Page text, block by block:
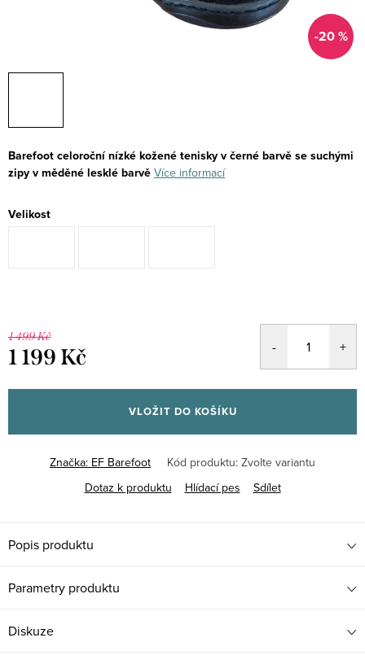
-20 %
Barefoot celoroční nízké kožené tenisky v černé barvě se suchými
zipy v měděné lesklé barvě Více informací
Velikost
1 499 Kč
1 199 Kč
cena:
VLOŽIT DO KOŠÍKU
Značka: EF Barefoot Kód produktu: Zvolte variantu
Dotaz k produktu
Hlídací pes Sdílet
Popis produktu
Parametry produktu
Diskuze